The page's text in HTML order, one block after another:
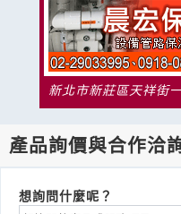
新北市新莊區天祥街
產品詢價與合作洽
想詢問什麼呢？